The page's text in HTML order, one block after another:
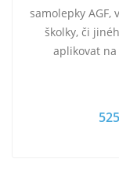
samolepky
školky, či
aplikovat